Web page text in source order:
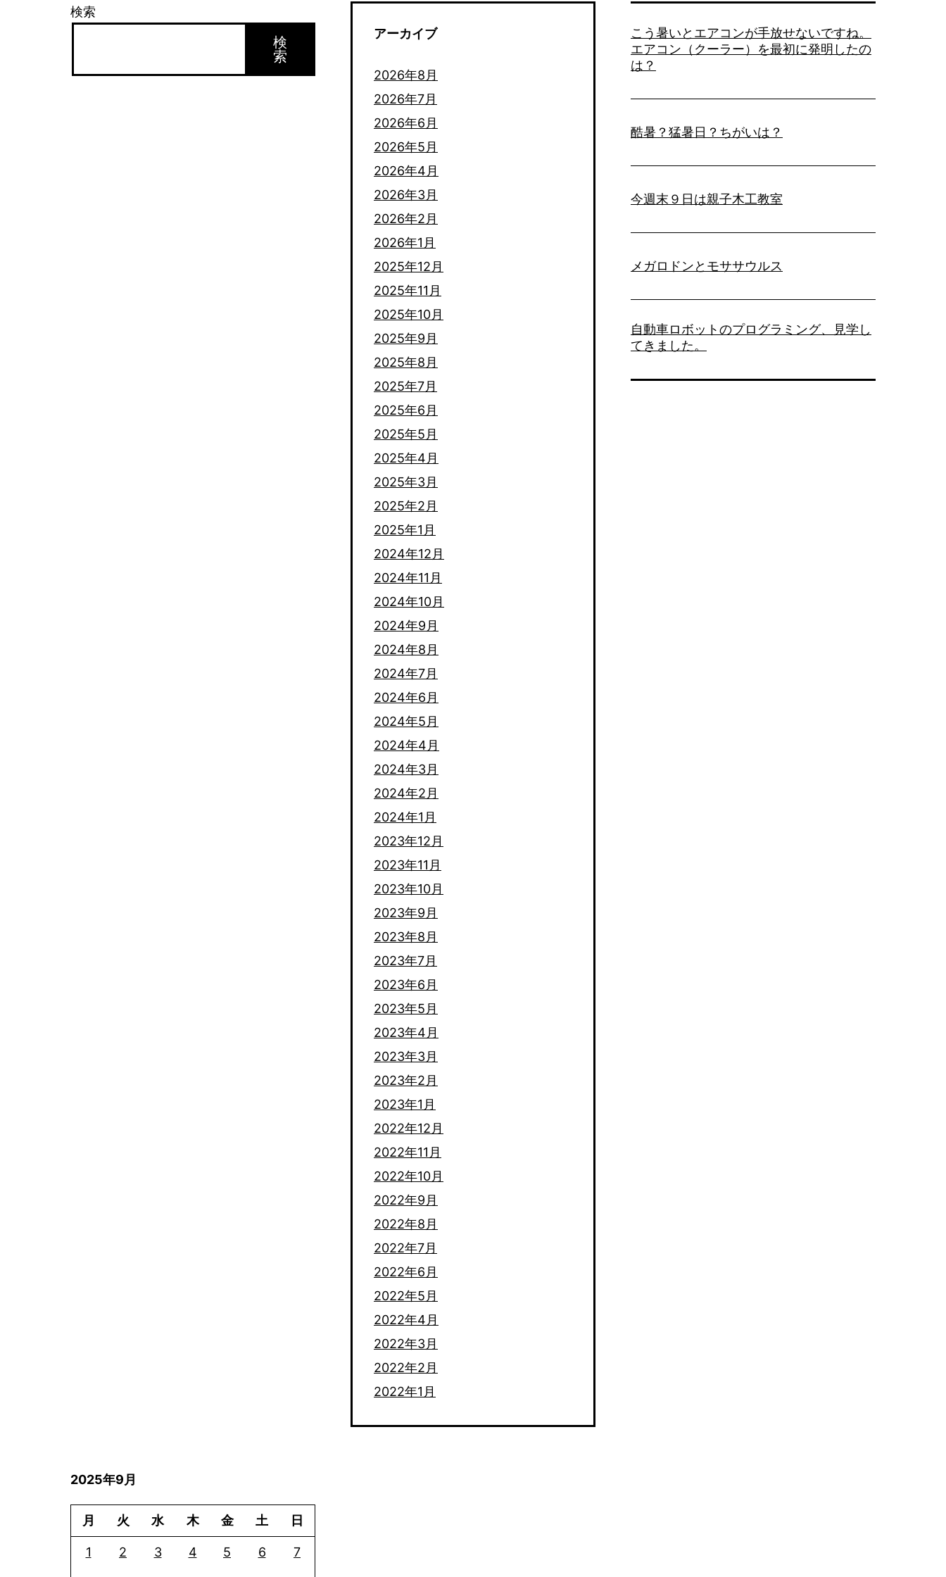
検索
検
索
アーカイブ
2026年8月
2026年7月
2026年6月
2026年5月
2026年4月
2026年3月
2026年2月
2026年1月
2025年12月
2025年11月
2025年10月
2025年9月
2025年8月
2025年7月
2025年6月
2025年5月
2025年4月
2025年3月
2025年2月
2025年1月
2024年12月
2024年11月
2024年10月
2024年9月
2024年8月
2024年7月
2024年6月
2024年5月
2024年4月
2024年3月
2024年2月
2024年1月
2023年12月
2023年11月
2023年10月
2023年9月
2023年8月
2023年7月
2023年6月
2023年5月
2023年4月
2023年3月
2023年2月
2023年1月
2022年12月
2022年11月
2022年10月
2022年9月
2022年8月
2022年7月
2022年6月
2022年5月
2022年4月
2022年3月
2022年2月
2022年1月
こう暑いとエアコンが手放せないですね。
エアコン（クーラー）を最初に発明したの
は？
酷暑？猛暑日？ちがいは？
今週末９日は親子木工教室
メガロドンとモササウルス
自動車ロボットのプログラミング、見学し
てきました。
2025年9月
月 火 水 木 金 土 日
1 2 3 4 5 6 7